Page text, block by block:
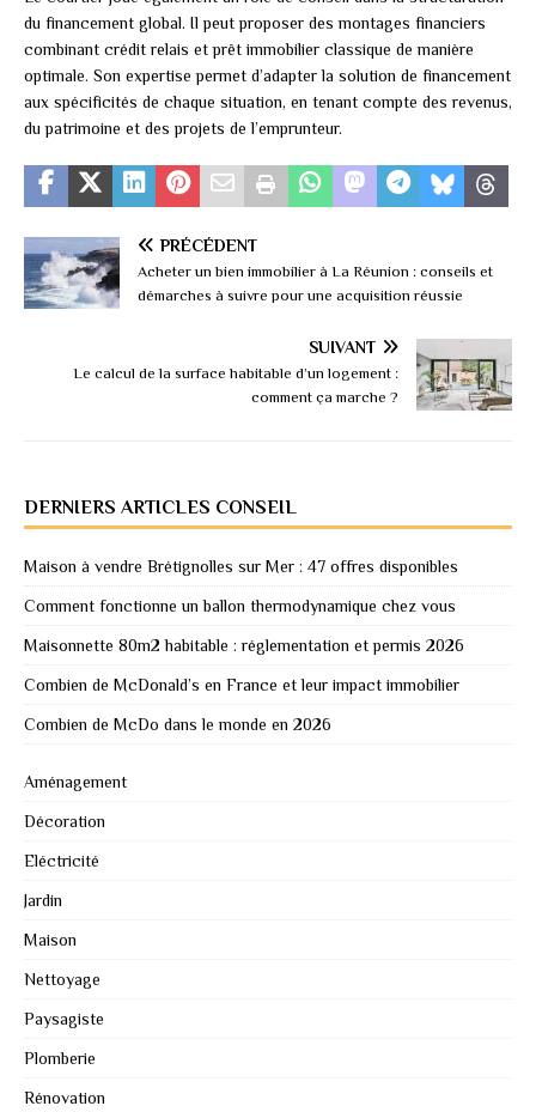
du financement global. Il peut proposer des montages financiers
combinant crédit relais et prêt immobilier classique de manière
optimale. Son expertise permet d’adapter la solution de financement
aux spécificités de chaque situation, en tenant compte des revenus,
du patrimoine et des projets de l’emprunteur.
PRÉCÉDENT
Acheter un bien immobilier à La Réunion : conseils et
démarches à suivre pour une acquisition réussie
SUIVANT
Le calcul de la surface habitable d’un logement :
comment ça marche ?
DERNIERS ARTICLES CONSEIL
Maison à vendre Brétignolles sur Mer : 47 offres disponibles
Comment fonctionne un ballon thermodynamique chez vous
Maisonnette 80m2 habitable : réglementation et permis 2026
Combien de McDonald’s en France et leur impact immobilier
Combien de McDo dans le monde en 2026
Aménagement
Décoration
Eléctricité
Jardin
Maison
Nettoyage
Paysagiste
Plomberie
Rénovation